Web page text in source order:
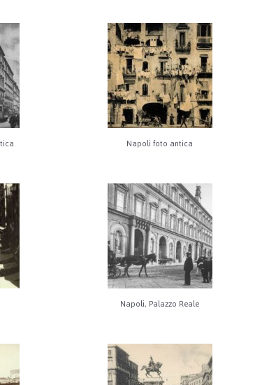
Napoli foto antica
Napoli, Palazzo Reale